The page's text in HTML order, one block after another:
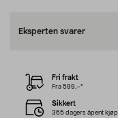
Eksperten svarer
Fri frakt
Fra 599,–*
Sikkert
365 dagers åpent kjøp